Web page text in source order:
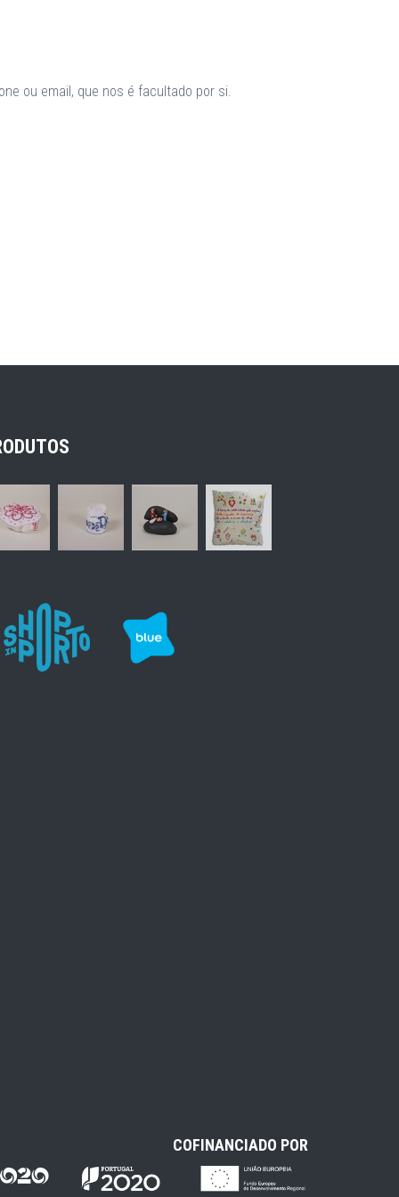
ou email, que nos é facultado por si.
COFINANCIADO POR